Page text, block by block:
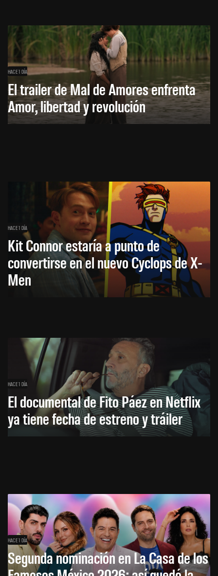
HACE 1 DÍA
El trailer de Mal de Amores enfrenta
Amor, libertad y revolución
HACE 1 DÍA
Kit Connor estaría a punto de
convertirse en el nuevo Cyclops de X-
Men
HACE 1 DÍA
El documental de Fito Páez en Netflix
ya tiene fecha de estreno y tráiler
HACE 1 DÍA
Segunda nominación en La Casa de los